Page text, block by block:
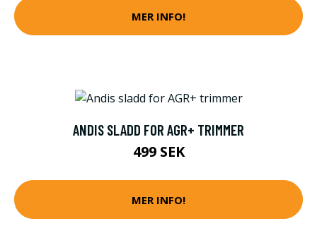
MER INFO!
ANDIS SLADD FOR AGR+ TRIMMER
499 SEK
MER INFO!